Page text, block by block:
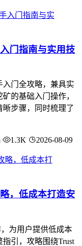
门指南与实用技
入门全攻略，兼具实
的基础入门操作，
步骤，同时梳理了
1.3K 2026-08-09
，低成本打造安
为用户提供低成本
引，攻略围绕Trust